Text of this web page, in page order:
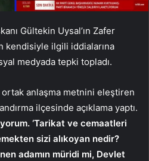
Gültekin Uysal’ın Zafer
kendisiyle ilgili iddialarına
medyada tepki topladı.
ortak anlaşma metnini eleştiren
ilçesinde açıklama yaptı.
‘Tarikat ve cemaatleri
sizi alıkoyan nedir?
adamın müridi mi, Devlet